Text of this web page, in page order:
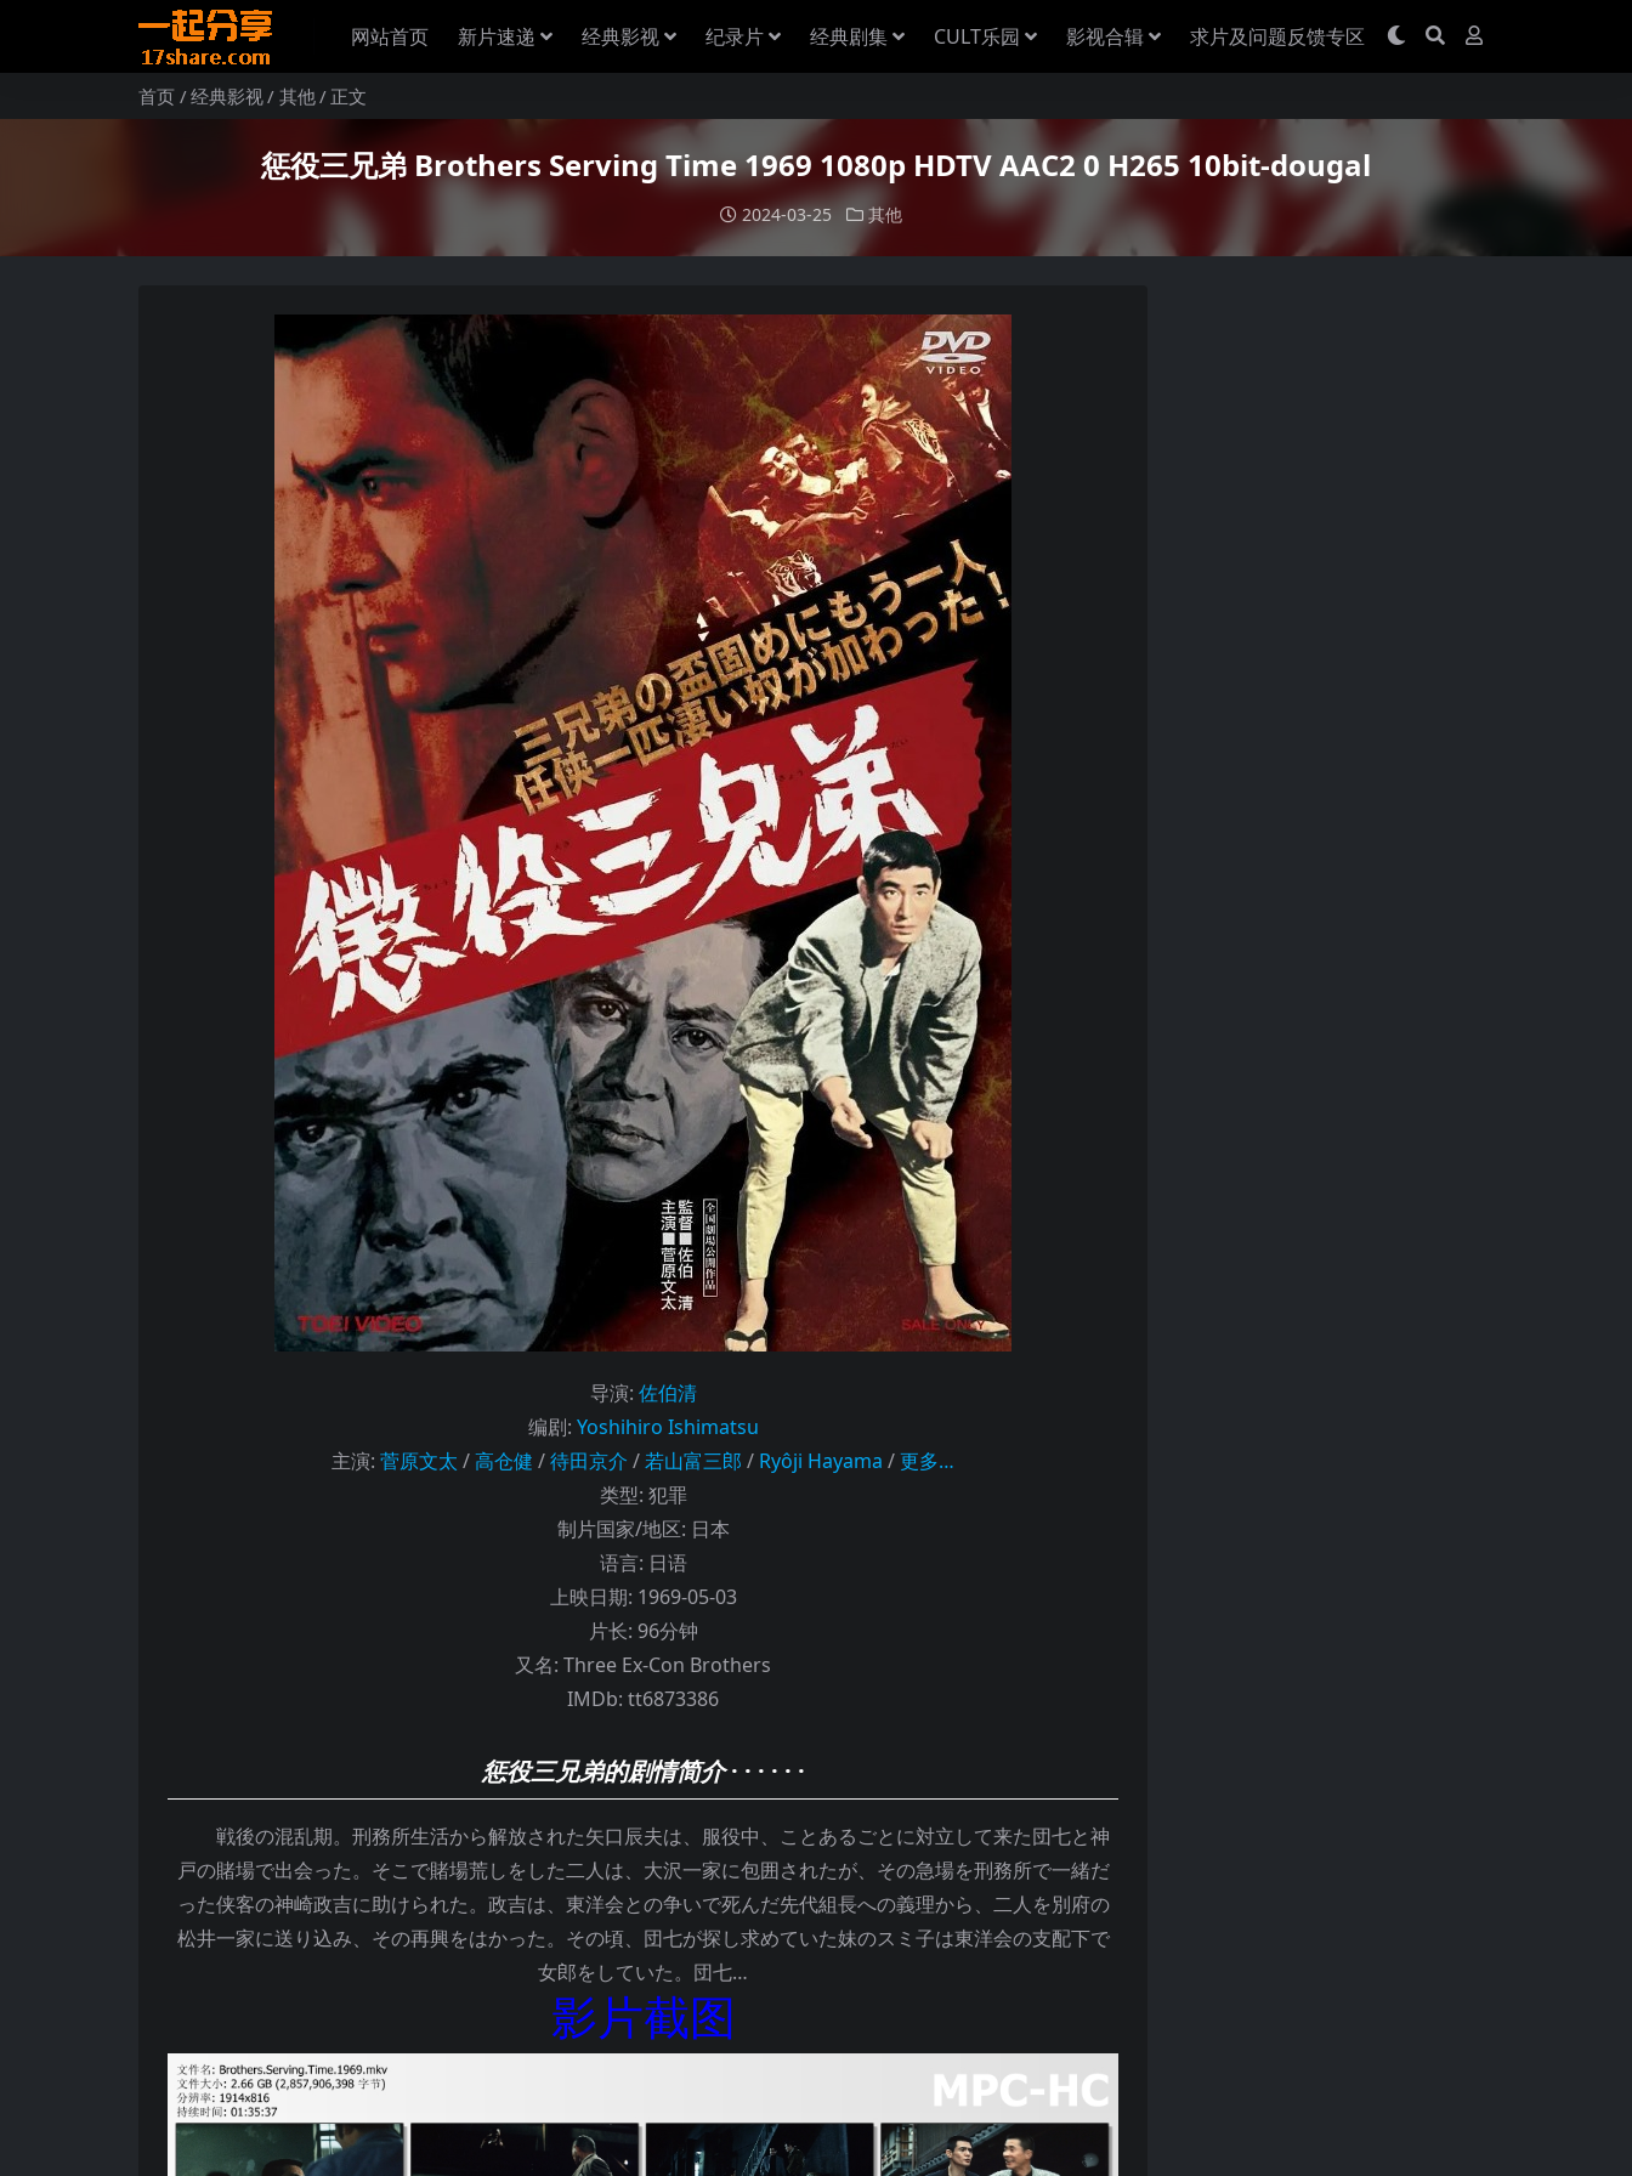
网站首页 新片速递 经典影视 纪录片 经典剧集 CULT乐园 影视合辑 求片及问题反馈专区
首页 经典影视 其他 正文
惩役三兄弟 Brothers Serving Time 1969 1080p HDTV AAC2 0 H265 10bit-dougal
2024-03-25 其他
导演: 佐伯清
编剧: Yoshihiro Ishimatsu
主演: 菅原文太 /高仓健 /待田京介 /若山富三郎 / Ryôji Hayama /更多…
类型: 犯罪
制片国家/地区: 日本
语言: 日语
上映日期: 1969-05-03
片长: 96分钟
又名: Three Ex-Con Brothers
IMDb: tt6873386
惩役三兄弟的剧情简介· · · · · ·
戦後の混乱期。刑務所生活から解放された矢口辰夫は、服役中、ことあるごとに対立して来た団七と神
戸の賭場で出会った。そこで賭場荒しをした二人は、大沢一家に包囲されたが、その急場を刑務所で一緒だ
った侠客の神崎政吉に助けられた。政吉は、東洋会との争いで死んだ先代組長への義理から、二人を別府の
松井一家に送り込み、その再興をはかった。その頃、団七が探し求めていた妹のスミ子は東洋会の支配下で
女郎をしていた。団七…
影片截图